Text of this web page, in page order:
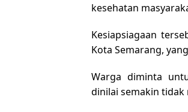
kesehatan
Kesiapsiagaan
Kota Semarang,
Warga diminta
dinilai semakin tidak